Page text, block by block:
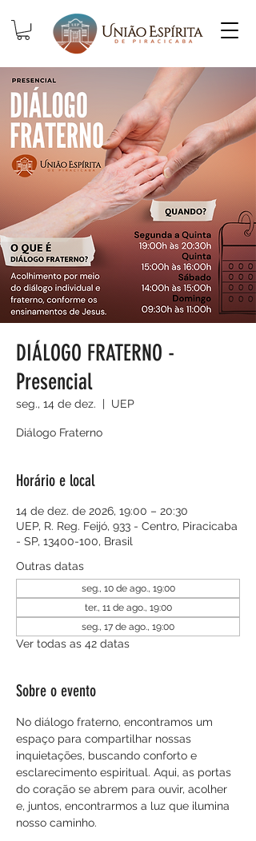
DIÁLOGO FRATERNO -
Presencial
seg., 14 de dez.
  |
UEP
Diálogo Fraterno
Horário e local
14 de dez. de 2026, 19:00 – 20:30
UEP, R. Reg. Feijó, 933 - Centro, Piracicaba
- SP, 13400-100, Brasil
Outras datas
seg., 10 de ago., 19:00
ter., 11 de ago., 19:00
seg., 17 de ago., 19:00
Ver todas as 42 datas
Sobre o evento
No diálogo fraterno, encontramos um
espaço para compartilhar nossas
inquietações, buscando conforto e
esclarecimento espiritual. Aqui, as portas
do coração se abrem para ouvir, acolher
e, juntos, encontrarmos a luz que ilumina
nosso caminho.